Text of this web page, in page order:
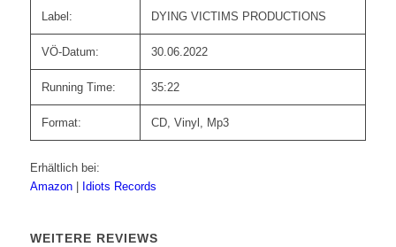
Label: DYING VICTIMS PRODUCTIONS
VÖ-Datum: 30.06.2022
Running Time: 35:22
Format: CD, Vinyl, Mp3
Erhältlich bei:
Amazon| Idiots Records
WEITERE REVIEWS